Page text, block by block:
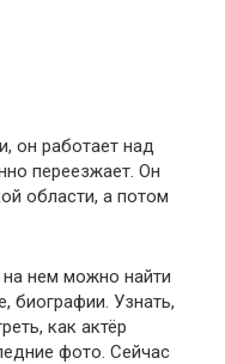
он работает над
переезжает. Он
области, а потом
на нем можно найти
биографии. Узнать,
как актёр
фото. Сейчас